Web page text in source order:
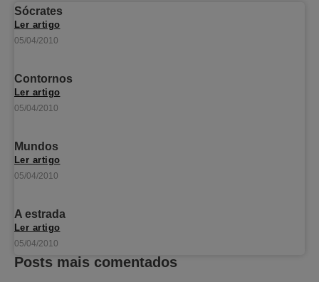
Sócrates
Ler artigo
05/04/2010
Contornos
Ler artigo
05/04/2010
Mundos
Ler artigo
05/04/2010
A estrada
Ler artigo
05/04/2010
Posts mais comentados